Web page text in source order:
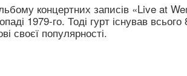
концертних записів «Live at
1979-го. Тоді гурт існував всього
своєї популярності.